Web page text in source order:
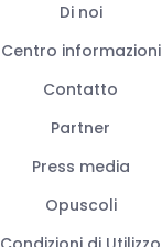
Di noi
Centro informazioni
Contatto
Partner
Press media
Opuscoli